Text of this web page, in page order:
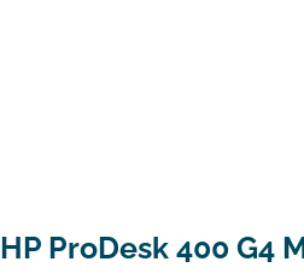
HP ProDesk 400 G4